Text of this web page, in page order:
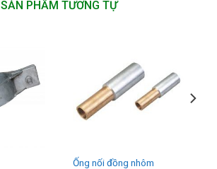
SẢN PHẨM TƯƠNG TỰ
Ống nối đồng nhôm